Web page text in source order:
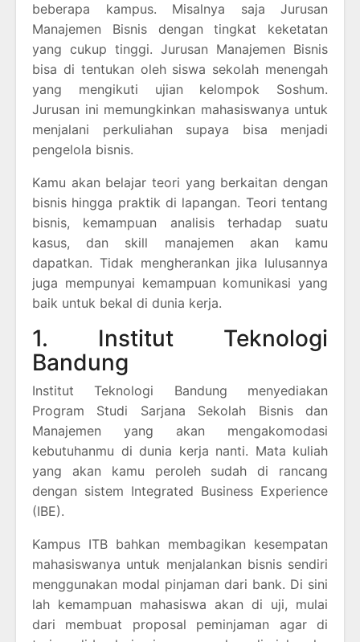
beberapa kampus. Misalnya saja Jurusan
Manajemen Bisnis dengan tingkat keketatan
yang cukup tinggi. Jurusan Manajemen Bisnis
bisa di tentukan oleh siswa sekolah menengah
yang mengikuti ujian kelompok Soshum.
Jurusan ini memungkinkan mahasiswanya untuk
menjalani perkuliahan supaya bisa menjadi
pengelola bisnis.
Kamu akan belajar teori yang berkaitan dengan
bisnis hingga praktik di lapangan. Teori tentang
bisnis, kemampuan analisis terhadap suatu
kasus, dan skill manajemen akan kamu
dapatkan. Tidak mengherankan jika lulusannya
juga mempunyai kemampuan komunikasi yang
baik untuk bekal di dunia kerja.
1. Institut Teknologi
Bandung
Institut Teknologi Bandung menyediakan
Program Studi Sarjana Sekolah Bisnis dan
Manajemen yang akan mengakomodasi
kebutuhanmu di dunia kerja nanti. Mata kuliah
yang akan kamu peroleh sudah di rancang
dengan sistem Integrated Business Experience
(IBE).
Kampus ITB bahkan membagikan kesempatan
mahasiswanya untuk menjalankan bisnis sendiri
menggunakan modal pinjaman dari bank. Di sini
lah kemampuan mahasiswa akan di uji, mulai
dari membuat proposal peminjaman agar di